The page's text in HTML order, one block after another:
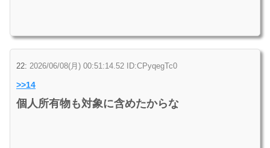
22: 2026/06/08(月) 00:51:14.52 ID:CPyqegTc0
>>14
個人所有物も対象に含めたからな